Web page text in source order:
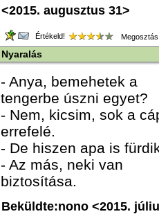
<2015. augusztus 31>
Értékeld!
Nyaralás
- Anya, bemehetek a
tengerbe úszni egyet?
- Nem, kicsim, sok a
errefelé.
- De hiszen apa is
- Az más, neki van
biztosítása.
Beküldte:nono <2015.